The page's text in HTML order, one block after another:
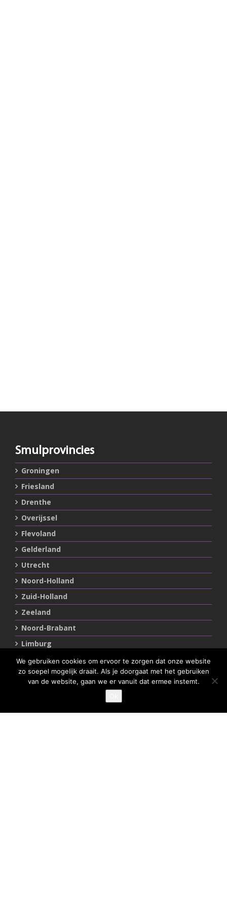
Smulprovincies
Groningen
Friesland
Drenthe
Overijssel
Flevoland
Gelderland
Utrecht
Noord-Holland
Zuid-Holland
Zeeland
Noord-Brabant
Limburg
Statements
We gebruiken cookies om ervoor te zorgen dat onze website
zo soepel mogelijk draait. Als je doorgaat met het gebruiken
van de website, gaan we er vanuit dat ermee instemt.